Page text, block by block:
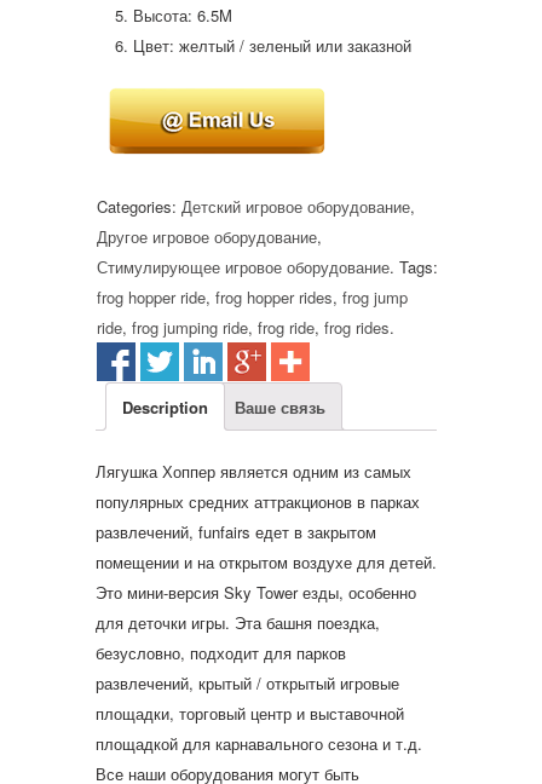
Высота: 6.5M
Цвет: желтый / зеленый или заказной
Categories: Детский игровое оборудование,
Другое игровое оборудование,
Стимулирующее игровое оборудование. Tags:
frog hopper ride, frog hopper rides, frog jump
ride, frog jumping ride, frog ride, frog rides.
Description Ваше связь
Лягушка Хоппер является одним из самых
популярных средних аттракционов в парках
развлечений, funfairs едет в закрытом
помещении и на открытом воздухе для детей.
Это мини-версия Sky Tower езды, особенно
для деточки игры. Эта башня поездка,
безусловно, подходит для парков
развлечений, крытый / открытый игровые
площадки, торговый центр и выставочной
площадкой для карнавального сезона и т.д.
Все наши оборудования могут быть